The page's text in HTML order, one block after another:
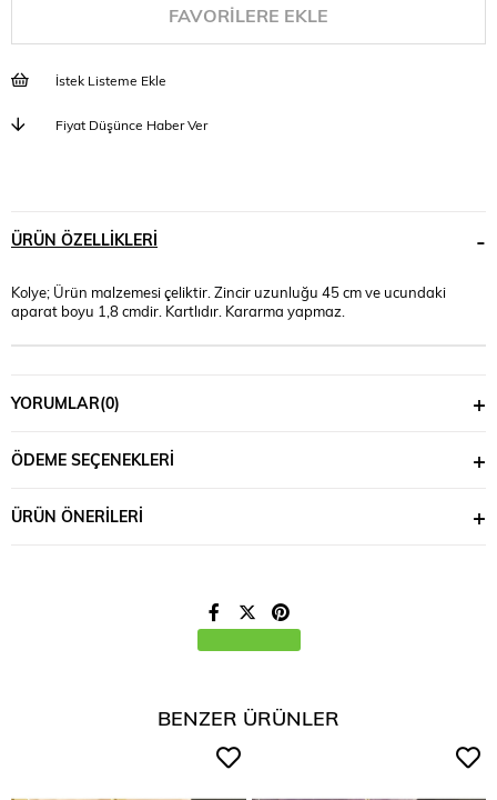
FAVORILERE EKLE
İstek Listeme Ekle
Fiyat Düşünce Haber Ver
ÜRÜN ÖZELLIKLERI
Kolye; Ürün malzemesi çeliktir. Zincir uzunluğu 45 cm ve ucundaki
aparat boyu 1,8 cmdir. Kartlıdır. Kararma yapmaz.
YORUMLAR(0)
ÖDEME SEÇENEKLERI
ÜRÜN ÖNERILERI
BENZER ÜRÜNLER